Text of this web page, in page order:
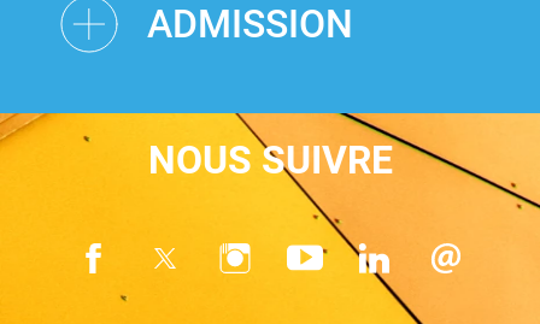
ADMISSION
NOUS SUIVRE